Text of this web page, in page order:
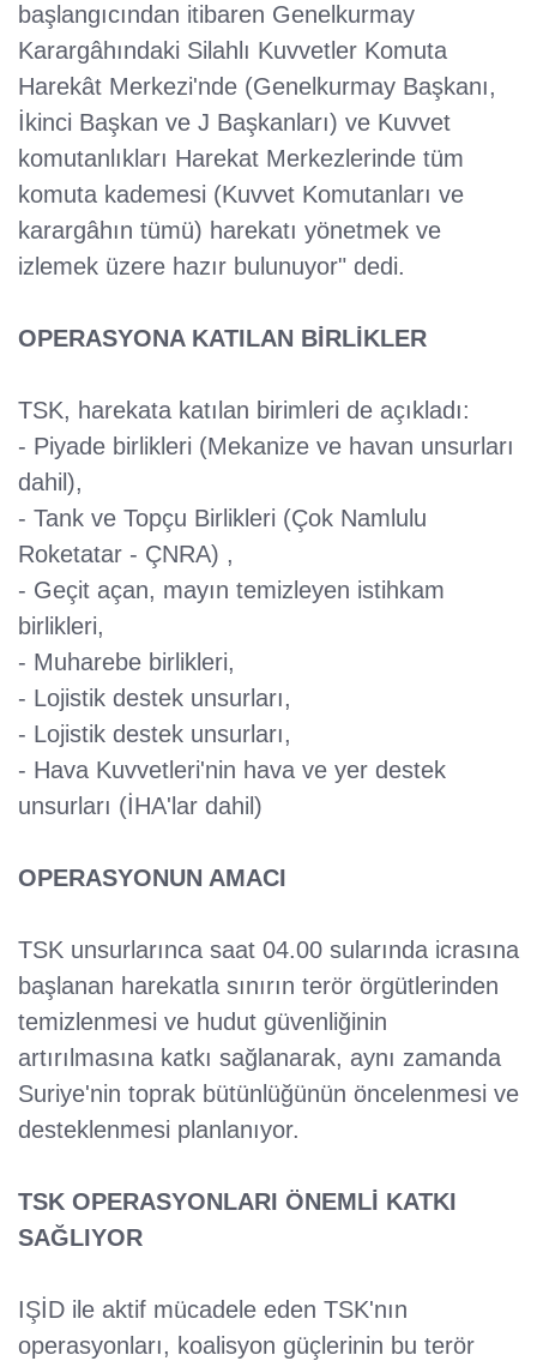
başlangıcından itibaren Genelkurmay
Karargâhındaki Silahlı Kuvvetler Komuta
Harekât Merkezi'nde (Genelkurmay Başkanı,
İkinci Başkan ve J Başkanları) ve Kuvvet
komutanlıkları Harekat Merkezlerinde tüm
komuta kademesi (Kuvvet Komutanları ve
karargâhın tümü) harekatı yönetmek ve
izlemek üzere hazır bulunuyor" dedi.
OPERASYONA KATILAN BİRLİKLER
TSK, harekata katılan birimleri de açıkladı:
- Piyade birlikleri (Mekanize ve havan unsurları
dahil),
- Tank ve Topçu Birlikleri (Çok Namlulu
Roketatar - ÇNRA) ,
- Geçit açan, mayın temizleyen istihkam
birlikleri,
- Muharebe birlikleri,
- Lojistik destek unsurları,
- Lojistik destek unsurları,
- Hava Kuvvetleri'nin hava ve yer destek
unsurları (İHA'lar dahil)
OPERASYONUN AMACI
TSK unsurlarınca saat 04.00 sularında icrasına
başlanan harekatla sınırın terör örgütlerinden
temizlenmesi ve hudut güvenliğinin
artırılmasına katkı sağlanarak, aynı zamanda
Suriye'nin toprak bütünlüğünün öncelenmesi ve
desteklenmesi planlanıyor.
TSK OPERASYONLARI ÖNEMLİ KATKI
SAĞLIYOR
IŞİD ile aktif mücadele eden TSK'nın
operasyonları, koalisyon güçlerinin bu terör